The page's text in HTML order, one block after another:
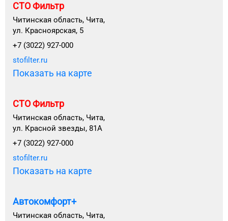
СТО Фильтр
Читинская область, Чита,
ул. Красноярская, 5
+7 (3022) 927-000
stofilter.ru
Показать на карте
СТО Фильтр
Читинская область, Чита,
ул. Красной звезды, 81А
+7 (3022) 927-000
stofilter.ru
Показать на карте
Автокомфорт+
Читинская область, Чита,